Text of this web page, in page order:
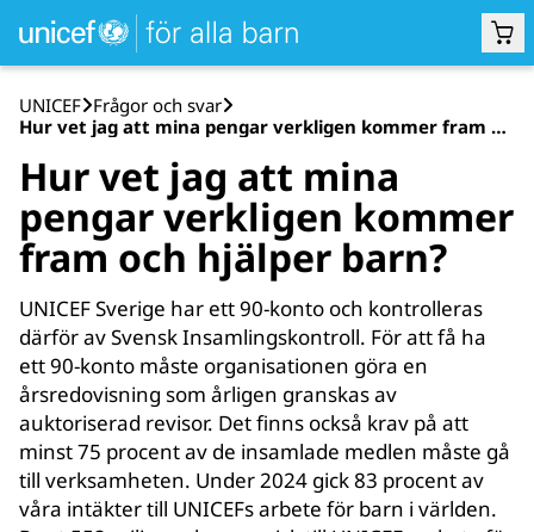
UNICEF Frå­gor och svar
Hur vet jag att mina pengar verkligen kommer fram och hjälper barn?
Hur vet jag att mina
pengar verkligen kommer
fram och hjälper barn?
UNICEF Sverige har ett 90-konto och kontrolleras
därför av Svensk Insamlingskontroll. För att få ha
ett 90-konto måste organisationen göra en
årsredovisning som årligen granskas av
auktoriserad revisor. Det finns också krav på att
minst 75 procent av de insamlade medlen måste gå
till verksamheten. Under 2024 gick 83 procent av
våra intäkter till UNICEFs arbete för barn i världen.